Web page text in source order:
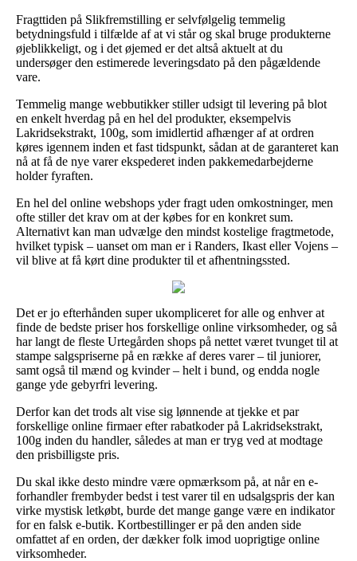
Fragttiden på Slikfremstilling er selvfølgelig temmelig
betydningsfuld i tilfælde af at vi står og skal bruge produkterne
øjeblikkeligt, og i det øjemed er det altså aktuelt at du
undersøger den estimerede leveringsdato på den pågældende
vare.
Temmelig mange webbutikker stiller udsigt til levering på blot
en enkelt hverdag på en hel del produkter, eksempelvis
Lakridsekstrakt, 100g, som imidlertid afhænger af at ordren
køres igennem inden et fast tidspunkt, sådan at de garanteret kan
nå at få de nye varer ekspederet inden pakkemedarbejderne
holder fyraften.
En hel del online webshops yder fragt uden omkostninger, men
ofte stiller det krav om at der købes for en konkret sum.
Alternativt kan man udvælge den mindst kostelige fragtmetode,
hvilket typisk – uanset om man er i Randers, Ikast eller Vojens –
vil blive at få kørt dine produkter til et afhentningssted.
Det er jo efterhånden super ukompliceret for alle og enhver at
finde de bedste priser hos forskellige online virksomheder, og så
har langt de fleste Urtegården shops på nettet været tvunget til at
stampe salgspriserne på en række af deres varer – til juniorer,
samt også til mænd og kvinder – helt i bund, og endda nogle
gange yde gebyrfri levering.
Derfor kan det trods alt vise sig lønnende at tjekke et par
forskellige online firmaer efter rabatkoder på Lakridsekstrakt,
100g inden du handler, således at man er tryg ved at modtage
den prisbilligste pris.
Du skal ikke desto mindre være opmærksom på, at når en e-
forhandler frembyder bedst i test varer til en udsalgspris der kan
virke mystisk letkøbt, burde det mange gange være en indikator
for en falsk e-butik. Kortbestillinger er på den anden side
omfattet af en orden, der dækker folk imod uoprigtige online
virksomheder.